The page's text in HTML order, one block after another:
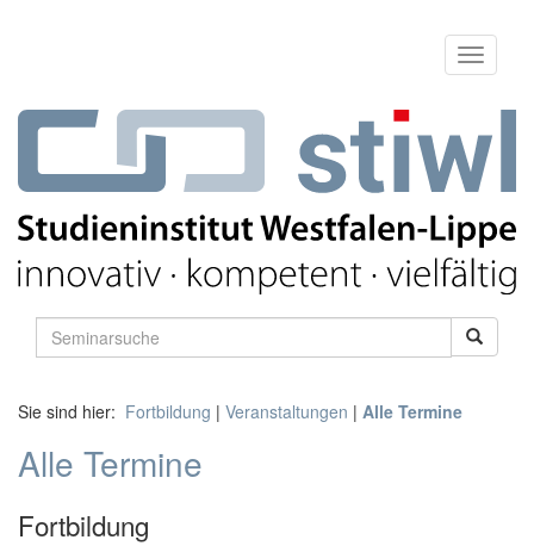
Sie sind hier: Fortbildung | Veranstaltungen | Alle Termine
Alle Termine
Fortbildung